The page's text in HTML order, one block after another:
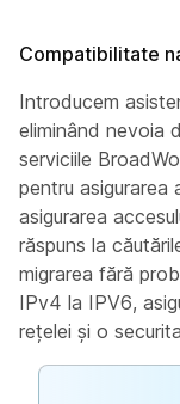
Compatibilitate
Introducem
eliminând nevoia
serviciile
pentru asigurarea
asigurarea
răspuns la
migrarea fără
IPv4 la IPV6,
rețelei și o